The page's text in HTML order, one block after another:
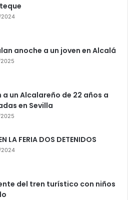
anoche a un joven en Alcalá
a un Alcalareño de 22 años a
en Sevilla
LA FERIA DOS DETENIDOS
del tren turístico con niños